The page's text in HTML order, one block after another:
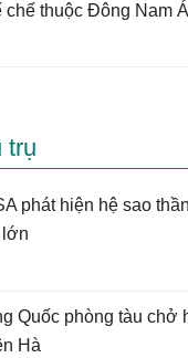
chế thuộc Đông Nam Á
trụ
phát hiện hệ sao
Quốc phòng tàu chở
Hà